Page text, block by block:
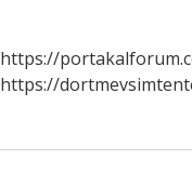
https://
https://